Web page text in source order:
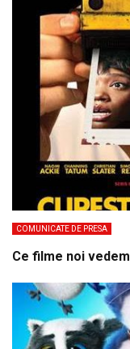
COMUNICATE DE PRESA
Ce filme noi